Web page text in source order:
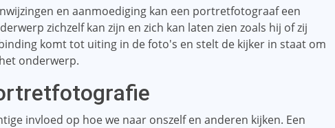
en aanmoediging kan een portretfotograaf een
zichzelf kan zijn en zich kan laten zien zoals hij of zij
komt tot uiting in de foto's en stelt de kijker in staat om
onderwerp.
invloed op hoe we naar onszelf en anderen kijken. Een